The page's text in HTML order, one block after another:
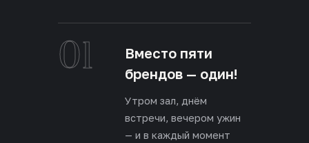
01
Вместо пяти
брендов — один!
Утром зал, днём
встречи, вечером ужин
— и в каждый момент